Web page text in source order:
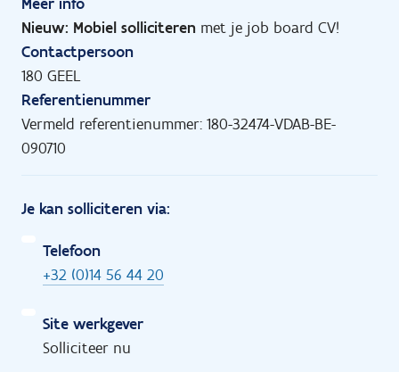
Nieuw: Mobiel solliciteren met je job board CV!
Contactpersoon
180 GEEL
Referentienummer
Vermeld referentienummer: 180-32474-VDAB-BE-
090710
Je kan solliciteren via:
Telefoon
+32 (0)14 56 44 20
Site werkgever
Solliciteer nu